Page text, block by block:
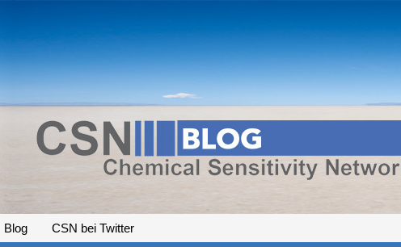
Blog CSN bei Twitter